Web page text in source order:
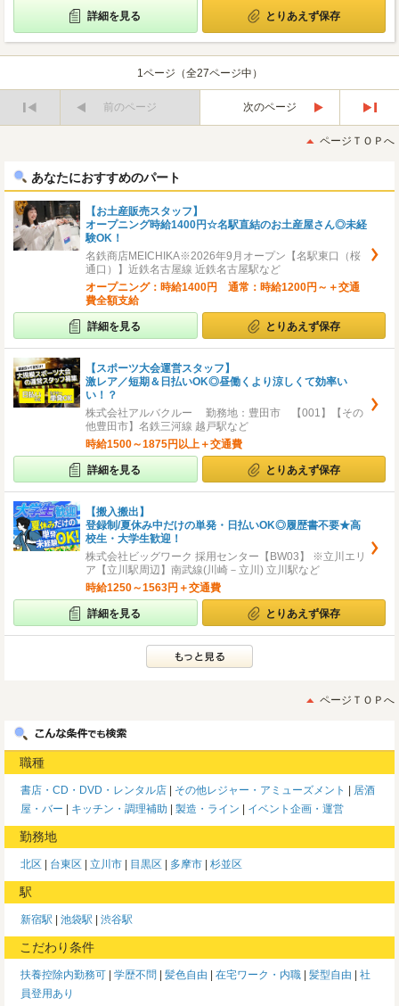
詳細を見る とりあえず保存
1ページ（全27ページ中）
前のページ
次のページ
後
ページＴＯＰへ
あなたにおすすめのパート
【お土産販売スタッフ】
オープニング時給1400円☆名駅直結のお土産屋さん◎未経
験OK！
名鉄商店MEICHIKA※2026年9月オープン【名駅東口（桜
通口）】近鉄名古屋線 近鉄名古屋駅など
オープニング：時給1400円 通常：時給1200円～＋交通
費全額支給
詳細を見る とりあえず保存
【スポーツ大会運営スタッフ】
激レア／短期＆日払いOK◎昼働くより涼しくて効率い
い！？
株式会社アルバクルー 勤務地：豊田市 【001】【その
他豊田市】名鉄三河線 越戸駅など
時給1500～1875円以上＋交通費
詳細を見る とりあえず保存
【搬入搬出】
登録制/夏休み中だけの単発・日払いOK◎履歴書不要★高
校生・大学生歓迎！
株式会社ビッグワーク 採用センター【BW03】 ※立川エリ
ア【立川駅周辺】南武線(川崎－立川) 立川駅など
時給1250～1563円＋交通費
詳細を見る とりあえず保存
ページＴＯＰへ
職種
書店・CD・DVD・レンタル店 その他レジャー・アミューズメント
居酒
屋・バー
キッチン・調理補助 製造・ライン イベント企画・運営
勤務地
北区 台東区 立川市 目黒区 多摩市 杉並区
駅
新宿駅 池袋駅 渋谷駅
こだわり条件
扶養控除内勤務可 学歴不問 髪色自由 在宅ワーク・内職 髪型自由
社
員登用あり